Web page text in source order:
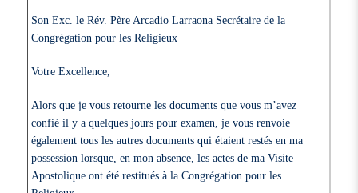
Son Exc. le Rév. Père Arcadio Larraona Secrétaire de la
Congrégation pour les Religieux
Votre Excellence,
Alors que je vous retourne les documents que vous m’avez
confié il y a quelques jours pour examen, je vous renvoie
également tous les autres documents qui étaient restés en ma
possession lorsque, en mon absence, les actes de ma Visite
Apostolique ont été restitués à la Congrégation pour les